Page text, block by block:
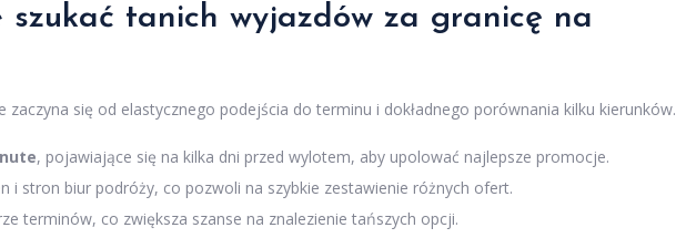
szukać tanich wyjazdów za granicę na
zaczyna się od elastycznego podejścia do terminu i dokładnego porównania kilku kierunków.
, pojawiające się na kilka dni przed wylotem, aby upolować najlepsze promocje.
i stron biur podróży, co pozwoli na szybkie zestawienie różnych ofert.
terminów, co zwiększa szanse na znalezienie tańszych opcji.